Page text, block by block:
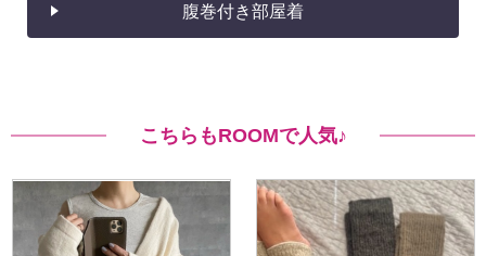
腹巻付き部屋着
こちらもROOMで人気♪